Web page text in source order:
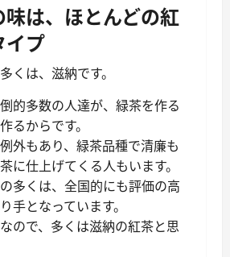
は、ほとんどの紅
イプ
くは、滋納です。
的多数の人達が、緑茶を作る
るからです。
外もあり、緑茶品種で清廉も
に仕上げてくる人もいます。
多くは、全国的にも評価の高
手となっています。
ので、多くは滋納の紅茶と思